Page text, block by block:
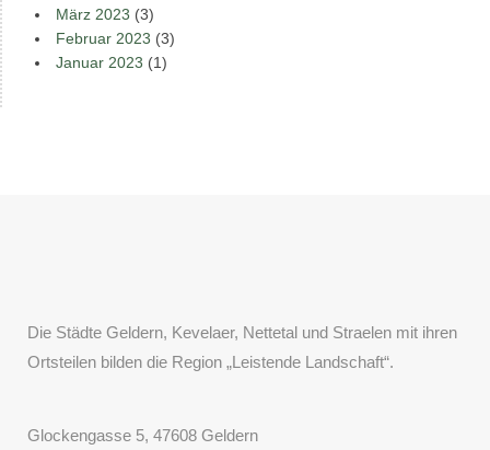
März 2023 (3)
Februar 2023 (3)
Januar 2023 (1)
Die Städte Geldern, Kevelaer, Nettetal und Straelen mit ihren
Ortsteilen bilden die Region „Leistende Landschaft“.
Glockengasse 5, 47608 Geldern